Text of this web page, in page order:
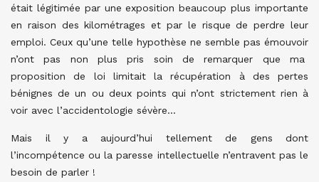
était légitimée par une exposition beaucoup plus importante
en raison des kilométrages et par le risque de perdre leur
emploi. Ceux qu’une telle hypothèse ne semble pas émouvoir
n’ont pas non plus pris soin de remarquer que ma
proposition de loi limitait la récupération à des pertes
bénignes de un ou deux points qui n’ont strictement rien à
voir avec l’accidentologie sévère…
Mais il y a aujourd’hui tellement de gens dont
l’incompétence ou la paresse intellectuelle n’entravent pas le
besoin de parler !